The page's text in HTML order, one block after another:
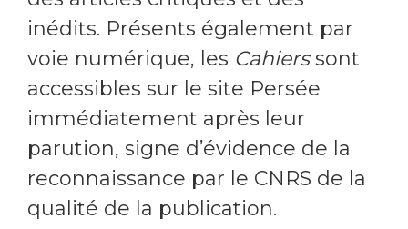
inédits. Présents également par
voie numérique, les Cahierssont
accessibles sur le site Persée
immédiatement après leur
parution, signe d’évidence de la
reconnaissance par le CNRS de la
qualité de la publication.